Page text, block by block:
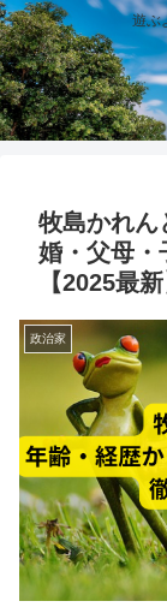
遊ぶ
牧島かれん
婚・父母・
【2025最新
政治家